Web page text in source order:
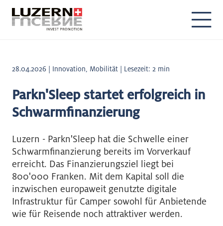
28.04.2026 | Innovation, Mobilität | Lesezeit: 2 min
Parkn'Sleep startet erfolgreich in
Schwarmfinanzierung
Luzern - Parkn'Sleep hat die Schwelle einer
Schwarmfinanzierung bereits im Vorverkauf
erreicht. Das Finanzierungsziel liegt bei
800'000 Franken. Mit dem Kapital soll die
inzwischen europaweit genutzte digitale
Infrastruktur für Camper sowohl für Anbietende
wie für Reisende noch attraktiver werden.